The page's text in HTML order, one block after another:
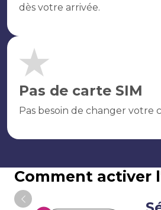
dès votre arrivée.
Pas de carte SIM
Pas besoin de changer votre
Comment activer